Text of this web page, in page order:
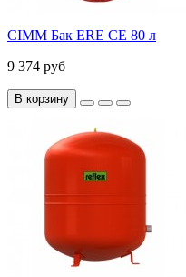
CIMM Бак ERE CE 80 л
9 374 руб
В корзину